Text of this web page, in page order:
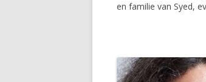
en familie van Syed,